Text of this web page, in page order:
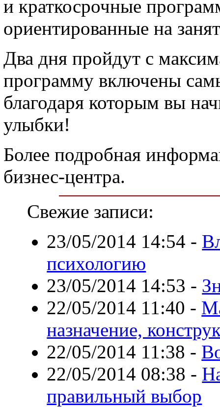
и краткосрочные
ориентированные на
Два дня пройдут с
программу включены
благодаря которым вы
улыбки!
Более подробная
бизнес-центра.
Свежие записи:
23/05/2014 14:54 -
психологию
23/05/2014 14:53 -
22/05/2014 11:40 -
назначение,
22/05/2014 11:38 -
22/05/2014 08:38 -
правильный выбор